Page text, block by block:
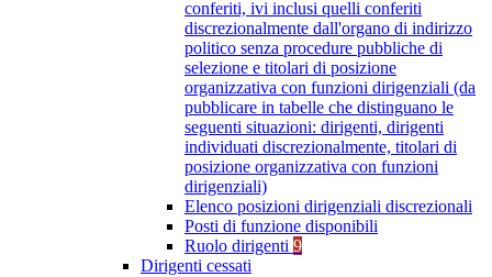
conferiti, ivi inclusi quelli conferiti
discrezionalmente dall'organo di indirizzo
politico senza procedure pubbliche di
selezione e titolari di posizione
organizzativa con funzioni dirigenziali (da
pubblicare in tabelle che distinguano le
seguenti situazioni: dirigenti, dirigenti
individuati discrezionalmente, titolari di
posizione organizzativa con funzioni
dirigenziali)
Elenco posizioni dirigenziali discrezionali
Posti di funzione disponibili
Ruolo dirigenti 9
Dirigenti cessati